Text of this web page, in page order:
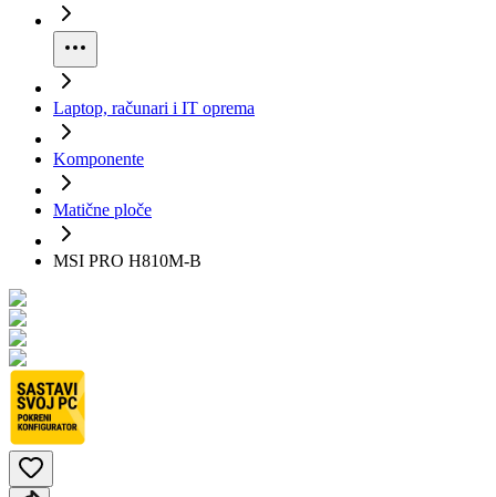
Laptop, računari i IT oprema
Komponente
Matične ploče
MSI PRO H810M-B